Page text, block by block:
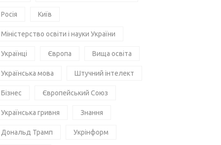
Росія Київ
Міністерство освіти і науки України
Українці Європа Вища освіта
Українська мова Штучний інтелект
Бізнес Європейський Союз
Українська гривня Знання
Дональд Трамп Укрінформ